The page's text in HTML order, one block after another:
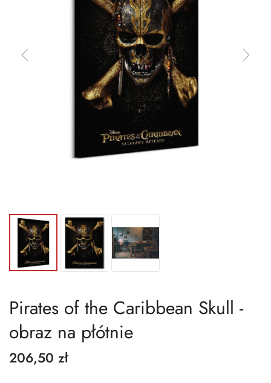
Pirates of the Caribbean Skull -
obraz na płótnie
206,50 zł